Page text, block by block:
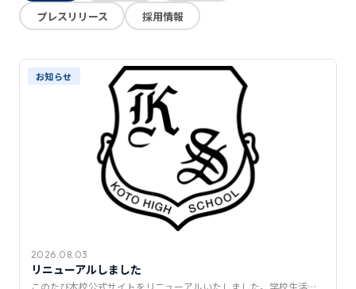
学費・助成金
推薦制度
転入学・編入学
オープンキャンパス
プレスリリース
採用情報
お知らせ
2026.08.03
リニューアルしました
このたび本校公式サイトをリニューアルいたしました。学校生活…